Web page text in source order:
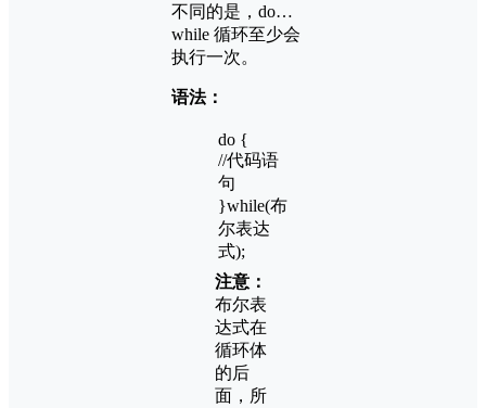
不同的是，do…
while 循环至少会
执行一次。
语法：
do {
//代码语
句
}while(布
尔表达
式);
注意：
布尔表
达式在
循环体
的后
面，所